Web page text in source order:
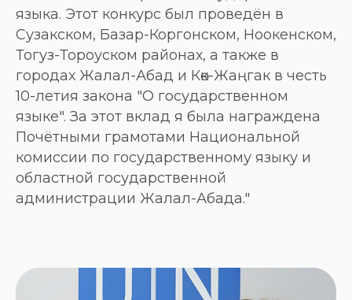
языка. Этот конкурс был проведён в
Сузакском, Базар-Коргонском, Ноокенском,
Тогуз-Тороуском районах, а также в
городах Жалал-Абад и Көк-Жаңгак в честь
10-летия закона "О государственном
языке". За этот вклад я была награждена
Почётными грамотами Национальной
комиссии по государственному языку и
областной государственной
администрации Жалал-Абада."